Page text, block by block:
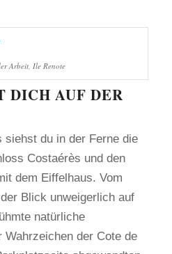
Arbeit, Ile Renote
DICH AUF DER
siehst du in der Ferne die
Costaérès und den
dem Eiffelhaus. Vom
Blick unweigerlich auf
natürliche
der Cote de